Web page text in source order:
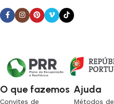
O que fazemos
Convites de
Ajuda
Métodos de